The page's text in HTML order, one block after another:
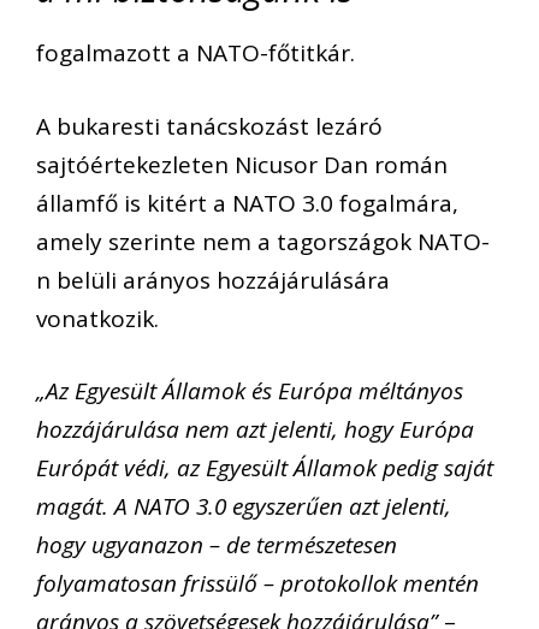
fogalmazott a NATO-főtitkár.
A bukaresti tanácskozást lezáró
sajtóértekezleten Nicusor Dan román
államfő is kitért a NATO 3.0 fogalmára,
amely szerinte nem a tagországok NATO-
n belüli arányos hozzájárulására
vonatkozik.
„Az Egyesült Államok és Európa méltányos
hozzájárulása nem azt jelenti, hogy Európa
Európát védi, az Egyesült Államok pedig saját
magát. A NATO 3.0 egyszerűen azt jelenti,
hogy ugyanazon – de természetesen
folyamatosan frissülő – protokollok mentén
arányos a szövetségesek hozzájárulása”–